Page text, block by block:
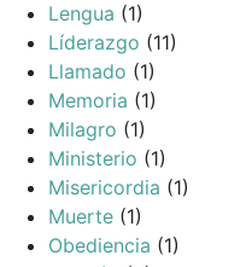
Lengua (1)
Líderazgo (11)
Llamado (1)
Memoria (1)
Milagro (1)
Ministerio (1)
Misericordia (1)
Muerte (1)
Obediencia (1)